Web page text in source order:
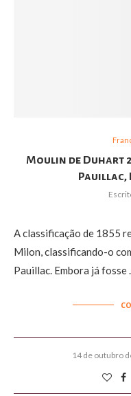
Moulin de Duhart
Pauillac,
A classificação de 1855
Milon, classificando-o
Pauillac. Embora já fosse
14 de outubro